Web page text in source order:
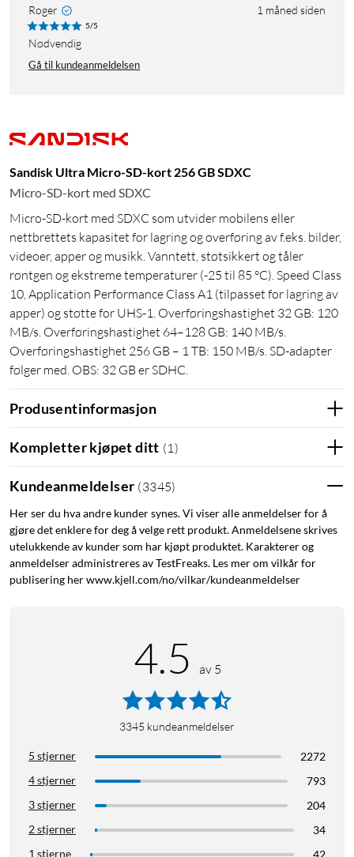
Roger 1 måned siden
5/5
Nødvendig
Gå til kundeanmeldelsen
Sandisk Ultra Micro-SD-kort 256 GB SDXC
Micro-SD-kort med SDXC
Micro-SD-kort med SDXC som utvider mobilens eller
nettbrettets kapasitet for lagring og overføring av f.eks. bilder,
videoer, apper og musikk. Vanntett, støtsikkert og tåler
røntgen og ekstreme temperaturer (-25 til 85 °C). Speed Class
10, Application Performance Class A1 (tilpasset for lagring av
apper) og støtte for UHS-1. Overføringshastighet 32 GB: 120
MB/s. Overføringshastighet 64–128 GB: 140 MB/s.
Overføringshastighet 256 GB – 1 TB: 150 MB/s. SD-adapter
følger med. OBS: 32 GB er SDHC.
Produsentinformasjon
Kompletter kjøpet ditt (1 )
Kundeanmeldelser (3345)
Her ser du hva andre kunder synes. Vi viser alle anmeldelser for å
gjøre det enklere for deg å velge rett produkt. Anmeldelsene skrives
utelukkende av kunder som har kjøpt produktet. Karakterer og
anmeldelser administreres av TestFreaks. Les mer om vilkår for
publisering her www.kjell.com/no/vilkar/kundeanmeldelser
4.5 av 5
3345 kundeanmeldelser
5 stjerner
2272
4 stjerner
793
3 stjerner
204
2 stjerner
34
1 stjerne